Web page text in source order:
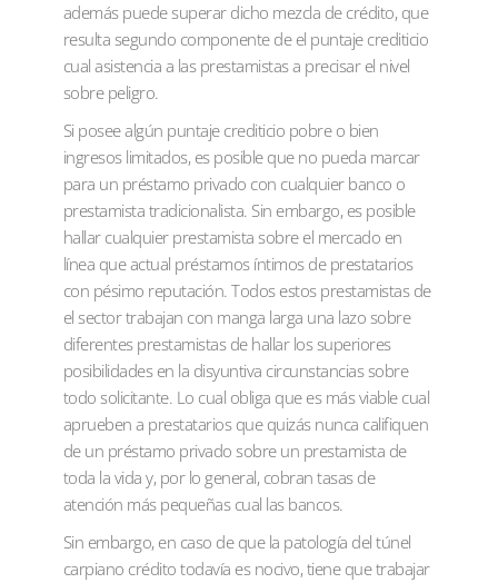
además puede superar dicho mezcla de crédito, que
resulta segundo componente de el puntaje crediticio
cual asistencia a las prestamistas a precisar el nivel
sobre peligro.
Si posee algún puntaje crediticio pobre o bien
ingresos limitados, es posible que no pueda marcar
para un préstamo privado con cualquier banco o
prestamista tradicionalista. Sin embargo, es posible
hallar cualquier prestamista sobre el mercado en
línea que actual préstamos íntimos de prestatarios
con pésimo reputación. Todos estos prestamistas de
el sector trabajan con manga larga una lazo sobre
diferentes prestamistas de hallar los superiores
posibilidades en la disyuntiva circunstancias sobre
todo solicitante. Lo cual obliga que es más viable cual
aprueben a prestatarios que quizás nunca califiquen
de un préstamo privado sobre un prestamista de
toda la vida y, por lo general, cobran tasas de
atención más pequeñas cual las bancos.
Sin embargo, en caso de que la patologí­a del túnel
carpiano crédito todavía es nocivo, tiene que trabajar